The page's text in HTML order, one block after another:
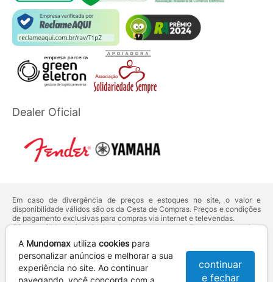
Dealer Oficial
Em caso de divergência de preços e estoques no site, o valor e
disponibilidade válidos são os da Cesta de Compras. Preços e condições
de pagamento exclusivas para compras via internet e televendas.
Ofertas válidas até o término de nossos estoques. Para compras acima
deVenda Corporativa.
Os preços apresentados no site prevalecem sobre outros anunciados em
qualquer outro meio de comunicação ou sites de buscas. Código de
Defesa do Consumidor:Lei nº 8.078.
A Mundomax utiliza cookiespara
personalizar anúncios e melhorar a sua
experiência no site. Ao continuar
navegando, você concorda com a
continuar
e fechar